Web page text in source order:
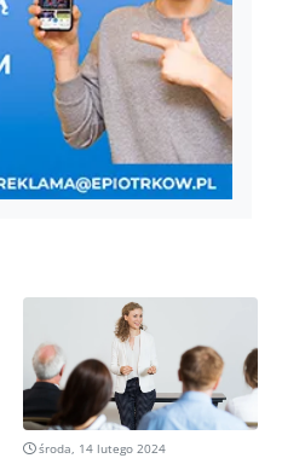
środa, 14 lutego 2024